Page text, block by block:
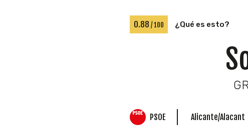
0.88 / 100 ¿Qué es esto?
PSOE Alicante/Alacant